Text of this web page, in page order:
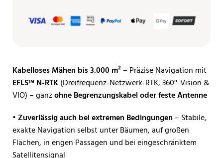
Kabelloses Mähen bis 3.000 m²– Präzise Navigation mit
EFLS™ N-RTK(Dreifrequenz-Netzwerk-RTK, 360°-Vision &
VIO) – ganzohne Begrenzungskabel oder feste Antenne
• Zuverlässig auch bei extremen Bedingungen – Stabile,
exakte Navigation selbst unter Bäumen, auf großen
Flächen, in engen Passagen und bei eingeschränktem